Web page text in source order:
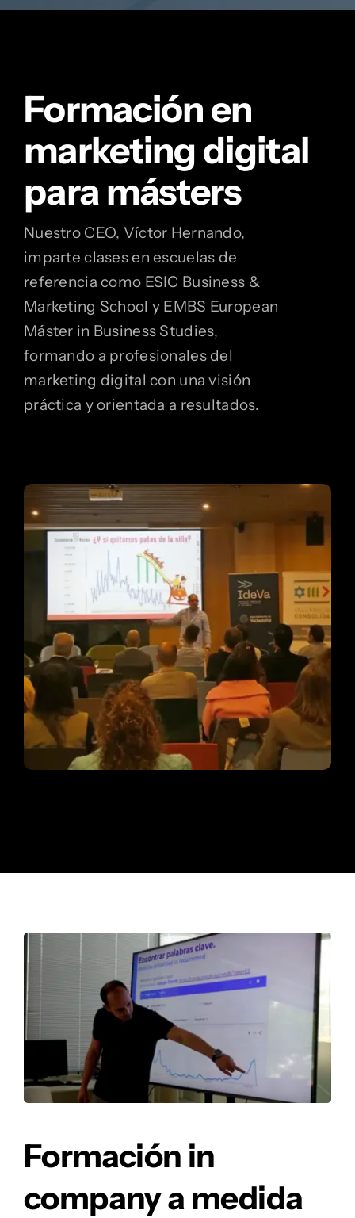
Formación en
marketing digital
para másters
Nuestro CEO, Víctor Hernando,
imparte clases en escuelas de
referencia como ESIC Business &
Marketing School y EMBS European
Máster in Business Studies,
formando a profesionales del
marketing digital con una visión
práctica y orientada a resultados.
Formación in
company a medida